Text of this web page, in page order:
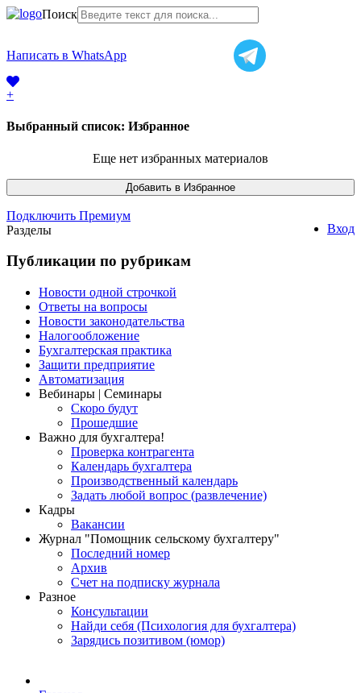
Поиск
Написать в WhatsApp
+
Выбранный список: Избранное
Еще нет избранных материалов
Подключить Премиум
Вход
Разделы
Публикации по рубрикам
Новости одной строчкой
Ответы на вопросы
Новости законодательства
Налогообложение
Бухгалтерская практика
Защити предприятие
Автоматизация
Вебинары | Семинары
Скоро будут
Прошедшие
Важно для бухгалтера!
Проверка контрагента
Календарь бухгалтера
Производственный календарь
Задать любой вопрос (развлечение)
Кадры
Вакансии
Журнал "Помощник сельскому бухгалтеру"
Последний номер
Архив
Счет на подписку журнала
Разное
Консультации
Найди себя (Психология для бухгалтера)
Зарядись позитивом (юмор)